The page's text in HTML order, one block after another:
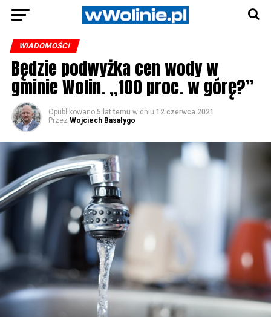
WIADOMOŚCI
Będzie podwyżka cen wody w
gminie Wolin. „100 proc. w górę?”
Opublikowano 5 lat temu w dniu 12 czerwca 2021
Przez Wojciech Basałygo